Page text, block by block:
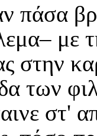
πάσα
με
στην
των
στ'